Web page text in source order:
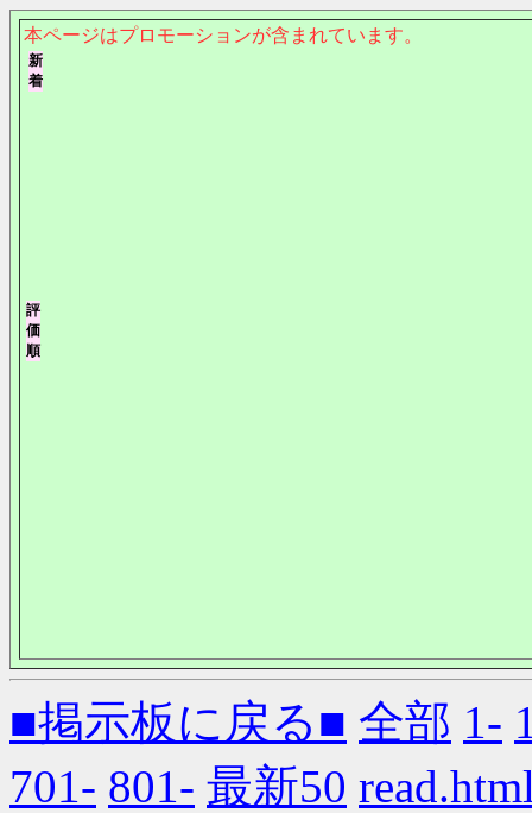
本ページはプロモーションが含まれています。
■掲示板に戻る■ 全部 1-
701- 801- 最新50